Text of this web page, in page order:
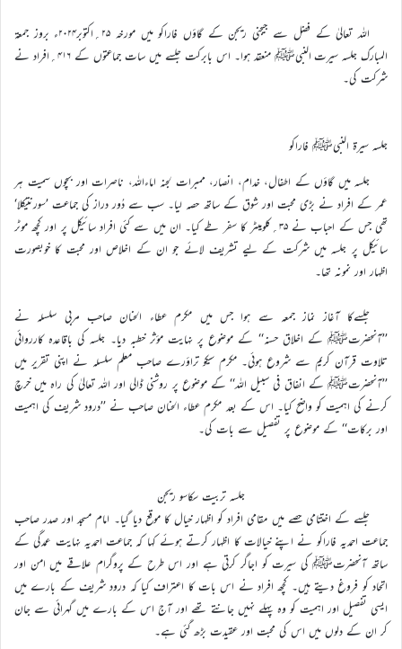
اللہ تعالیٰ کے فضل سے جیجنی ریجن کے گاؤں فاراکو میں مورخہ ۲۵؍اکتوبر۲۰۲۴ء بروز جمعۃ
المبارک جلسہ سیرت النبیﷺ منعقد ہوا۔ اس بابرکت جلسے میں سات جماعتوں کے ۴۱۶؍افراد نے
شرکت کی۔
جلسہ سیرۃ النبیﷺ فاراکو
جلسہ میں گاؤں کے اطفال، خدام، انصار، ممبرات لجنہ اماءاللہ، ناصرات اور بچوں سمیت ہر
عمر کے افراد نے بڑی محبت اور شوق کے ساتھ حصہ لیا۔ سب سے دُور دراز کی جماعت ’سورنتیکلا‘
تھی جس کے احباب نے ۳۵؍کلومیٹر کا سفر طے کیا۔ ان میں سے کئی افراد سائیکل پر اور کچھ موٹر
سائیکل پر جلسہ میں شرکت کے لیے تشریف لائے جو ان کے اخلاص اور محبت کا خوبصورت
اظہار اور نمونہ تھا۔
جلسےکا آغاز نماز جمعہ سے ہوا جس میں مکرم عطاء الحنان صاحب مربی سلسلہ نے
’’آنحضرتﷺ کے اخلاق حسنہ‘‘ کے موضوع پر نہایت مؤثر خطبہ دیا۔ جلسہ کی باقاعدہ کارروائی
تلاوت قرآن کریم سے شروع ہوئی۔ مکرم سیکو تراؤرے صاحب معلم سلسلہ نے اپنی تقریر میں
’’آنحضرتﷺ کے انفاق فی سبیل اللہ‘‘ کے موضوع پر روشنی ڈالی اور اللہ تعالیٰ کی راہ میں خرچ
کرنے کی اہمیت کو واضح کیا۔ اس کے بعد مکرم عطاء الحنان صاحب نے ’’درود شریف کی اہمیت
اور برکات‘‘ کے موضوع پر تفصیل سے بات کی۔
جلسہ تربیت سکاسو ریجن
جلسے کے اختتامی حصے میں مقامی افراد کو اظہار خیال کا موقع دیا گیا۔ امام مسجد اور صدر صاحب
جماعت احمدیہ فاراکو نے اپنے خیالات کا اظہار کرتے ہوئے کہا کہ جماعت احمدیہ نہایت عمدگی کے
ساتھ آنحضرتﷺ کی سیرت کو اجاگر کرتی ہے اور اس طرح کے پروگرام علاقے میں امن اور
اتحاد کو فروغ دیتے ہیں۔ کچھ افراد نے اس بات کا اعتراف کیا کہ درود شریف کے بارے میں
ایسی تفصیل اور اہمیت کو وہ پہلے نہیں جانتے تھے اور آج اس کے بارے میں گہرائی سے جان
کر ان کے دلوں میں اس کی محبت اور عقیدت بڑھ گئی ہے۔